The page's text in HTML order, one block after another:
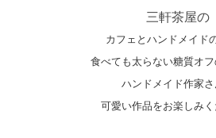
三軒茶屋の
カフェとハンドメイド
食べても太らない糖質オ
ハンドメイド作家
可愛い作品をお楽しみく